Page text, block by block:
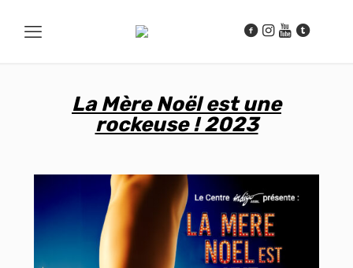
La Mère Noël est une
rockeuse ! 2023